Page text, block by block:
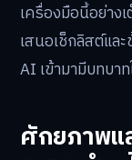
เครื่องมือนี้อย่าง
เสนอเช็กลิสต์แล
AI เข้ามามีบทบา
ศักยภาพแ